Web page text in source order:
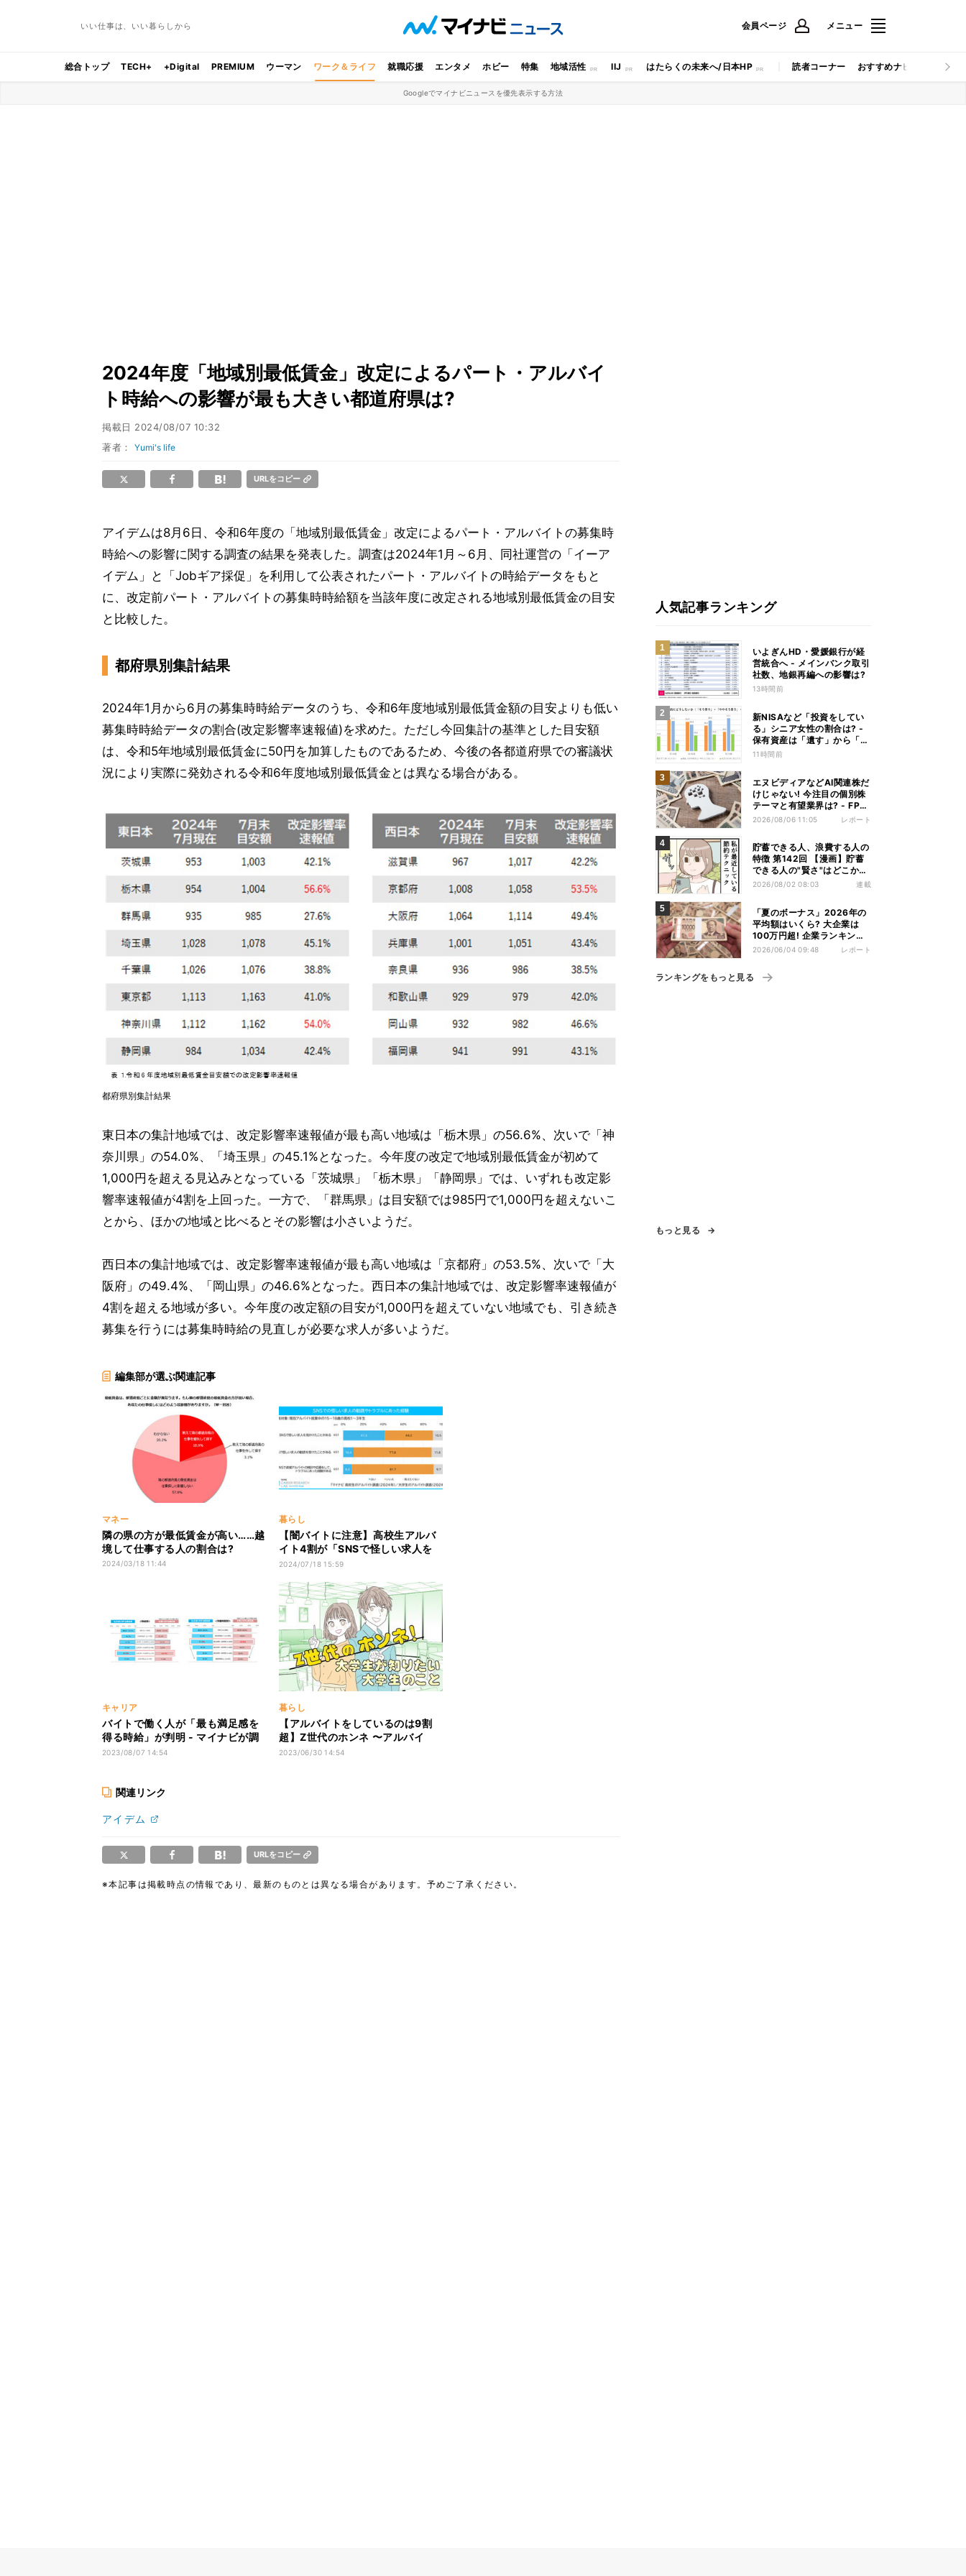
いい仕事は、いい暮らしから 会員ページ メニュー
総合トップ TECH+ +Digital PREMIUM ウーマン ワーク＆ライフ 就職応援 エンタメ ホビー 特集 地域活性 IIJ はたらくの未来へ/日本HP 読者コーナー おすすめナビ マイナビ
Googleでマイナビニュースを優先表示する方法
2024年度「地域別最低賃金」改定によるパート・アルバイ
ト時給への影響が最も大きい都道府県は?
掲載日 2024/08/07 10:32
著者：Yumi's life
URLをコピー
アイデムは8月6日、令和6年度の「地域別最低賃金」改定によるパート・アルバイトの募集時
時給への影響に関する調査の結果を発表した。調査は2024年1月～6月、同社運営の「イーア
イデム」と「Jobギア採促」を利用して公表されたパート・アルバイトの時給データをもと
に、改定前パート・アルバイトの募集時時給額を当該年度に改定される地域別最低賃金の目安
と比較した。
都府県別集計結果
2024年1月から6月の募集時時給データのうち、令和6年度地域別最低賃金額の目安よりも低い
募集時時給データの割合(改定影響率速報値)を求めた。ただし今回集計の基準とした目安額
は、令和5年地域別最低賃金に50円を加算したものであるため、今後の各都道府県での審議状
況により実際に発効される令和6年度地域別最低賃金とは異なる場合がある。
都府県別集計結果
東日本の集計地域では、改定影響率速報値が最も高い地域は「栃木県」の56.6%、次いで「神
奈川県」の54.0%、「埼玉県」の45.1%となった。今年度の改定で地域別最低賃金が初めて
1,000円を超える見込みとなっている「茨城県」「栃木県」「静岡県」では、いずれも改定影
響率速報値が4割を上回った。一方で、「群馬県」は目安額では985円で1,000円を超えないこ
とから、ほかの地域と比べるとその影響は小さいようだ。
西日本の集計地域では、改定影響率速報値が最も高い地域は「京都府」の53.5%、次いで「大
阪府」の49.4%、「岡山県」の46.6%となった。西日本の集計地域では、改定影響率速報値が
4割を超える地域が多い。今年度の改定額の目安が1,000円を超えていない地域でも、引き続き
募集を行うには募集時時給の見直しが必要な求人が多いようだ。
編集部が選ぶ関連記事
マネー
隣の県の方が最低賃金が高い……越
境して仕事する人の割合は?
2024/03/18 11:44
暮らし
【闇バイトに注意】高校生アルバ
イト4割が「SNSで怪しい求人を
見かけたことがある」 - マイナビ
2024/07/18 15:59
キャリア
バイトで働く人が「最も満足感を
得る時給」が判明 - マイナビが調
査
2023/08/07 14:54
暮らし
【アルバイトをしているのは9割
超】Z世代のホンネ 〜アルバイ
ト〜#学窓ラボ
2023/06/30 14:54
関連リンク
アイデム
URLをコピー
※本記事は掲載時点の情報であり、最新のものとは異なる場合があります。予めご了承ください。
人気記事ランキング
いよぎんHD・愛媛銀行が経
営統合へ - メインバンク取引
社数、地銀再編への影響は?
13時間前
新NISAなど「投資をしてい
る」シニア女性の割合は? -
保有資産は「遺す」から「使
い切る」へ価値観がシフトか
11時間前
エヌビディアなどAI関連株だ
けじゃない! 今注目の個別株
テーマと有望業界は? - FP解
説
2026/08/06 11:05 レポート
貯蓄できる人、浪費する人の
特徴 第142回 【漫画】貯蓄
できる人の"賢さ"はどこか
ら? スーパーでの意外な習慣
2026/08/02 08:03 連載
「夏のボーナス」2026年の
平均額はいくら? 大企業は
100万円超! 企業ランキン
グ、公務員の支給額見通しを
2026/06/04 09:48 レポート
ランキングをもっと見る
もっと見る